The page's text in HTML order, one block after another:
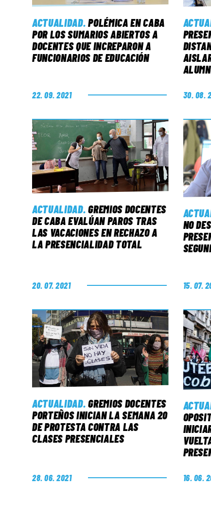
ACTUALIDAD. POLÉMICA EN CABA
POR LOS SUMARIOS ABIERTOS A
DOCENTES QUE INCREPARON A
FUNCIONARIOS DE EDUCACIÓN
22. 09. 2021 30. 08.
ACTUALIDAD. GREMIOS DOCENTES
DE CABA EVALÚAN PAROS TRAS
LAS VACACIONES EN RECHAZO A
LA PRESENCIALIDAD TOTAL
20. 07. 2021
NO
15. 07.
ACTUALIDAD. GREMIOS DOCENTES
PORTEÑOS INICIAN LA SEMANA 20
DE PROTESTA CONTRA LAS
CLASES PRESENCIALES
28. 06. 2021 16. 06.